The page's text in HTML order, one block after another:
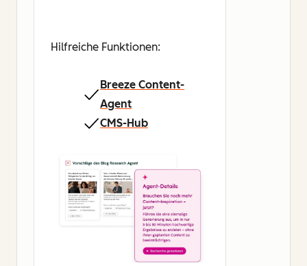
Hilfreiche Funktionen:
Breeze Content-
Agent
CMS-Hub